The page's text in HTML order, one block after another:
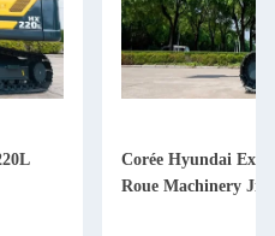
Corée Hyundai Excavator HX155L
Roue Machinery Jindongyu